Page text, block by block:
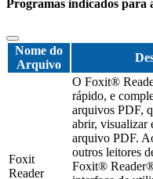
Programas indicados
Nome do
Arquivo
Foxit
Reader
O Foxit®
rápido, e
arquivos PDF,
abrir, visualizar
arquivo PDF.
outros leitores
Foxit®